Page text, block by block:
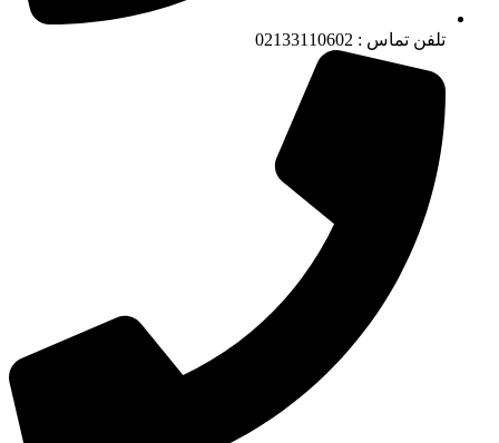
تلفن تماس : 02133110602